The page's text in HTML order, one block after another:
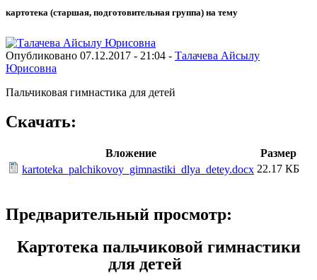
картотека (старшая, подготовительная группа) на тему
Опубликовано 07.12.2017 - 21:04 - Талачева Айсылу
Юрисовна
Пальчиковая гимнастика для детей
Скачать:
Вложение
Размер
kartoteka_palchikovoy_gimnastiki_dlya_detey.docx 22.17 КБ
Предварительный просмотр:
Картотека пальчиковой гимнастики
для детей